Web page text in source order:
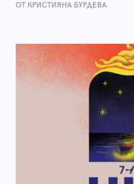
ОТ КРИСТИЯНА БУРДЕВА